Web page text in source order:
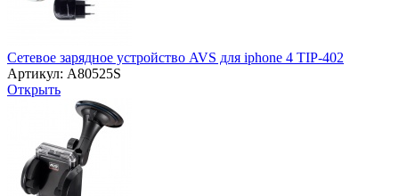
Сетевое зарядное устройство AVS для iphone 4 TIP-402
Артикул: A80525S
Открыть